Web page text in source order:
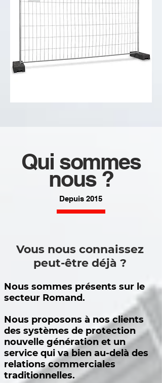
Qui sommes
nous ?
Depuis 2015
Vous nous connaissez
peut-être déjà ?
Nous sommes présents sur le
secteur Romand.
Nous proposons à nos clients
des systèmes de protection
nouvelle génération et un
service qui va bien au-delà des
relations commerciales
traditionnelles.